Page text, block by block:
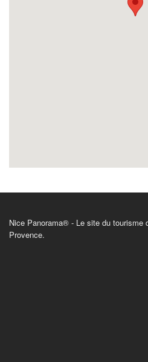
Nice Panorama® - Le site du tourisme
Provence.